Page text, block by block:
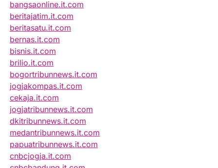
bangsaonline.it.com
beritajatim.it.com
beritasatu.it.com
bernas.it.com
bisnis.it.com
brilio.it.com
bogortribunnews.it.com
jogjakompas.it.com
cekaja.it.com
jogjatribunnews.it.com
dkitribunnews.it.com
medantribunnews.it.com
papuatribunnews.it.com
cnbcjogja.it.com